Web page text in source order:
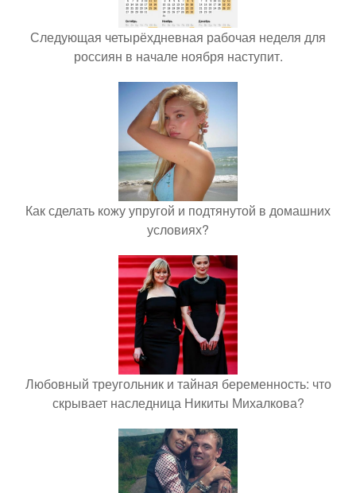
Следующая четырёхдневная рабочая неделя для
россиян в начале ноября наступит.
Как сделать кожу упругой и подтянутой в домашних
условиях?
Любовный треугольник и тайная беременность: что
скрывает наследница Никиты Михалкова?